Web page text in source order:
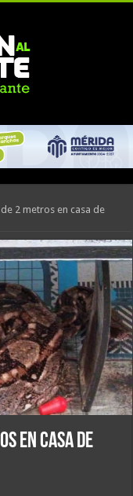
2 metros en casa de
en casa de